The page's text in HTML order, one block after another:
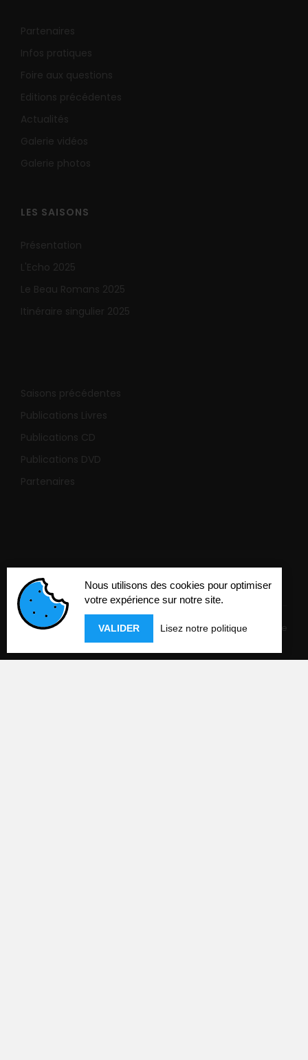
Nous utilisons des cookies pour optimiser
votre expérience sur notre site.
VALIDER Lisez notre politique
Partenaires
Infos pratiques
Foire aux questions
Editions précédentes
Actualités
Galerie vidéos
Galerie photos
LES SAISONS
Présentation
L'Echo 2025
Le Beau Romans 2025
Itinéraire singulier 2025
Saisons précédentes
Publications Livres
Publications CD
Publications DVD
Partenaires
Mentions légales-Politique de confidentialité
RéalisationCom'online